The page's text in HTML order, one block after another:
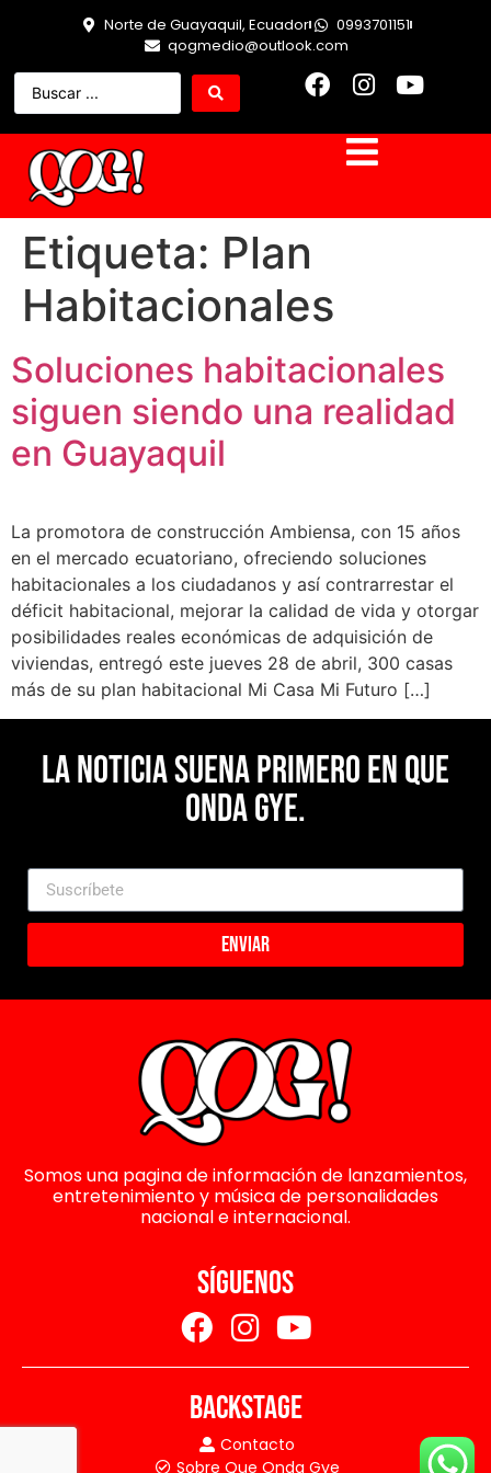
Norte de Guayaquil, Ecuador
0993701151
qogmedio@outlook.com
Etiqueta: Plan
Habitacionales
Soluciones habitacionales
siguen siendo una realidad
en Guayaquil
La promotora de construcción Ambiensa, con 15 años
en el mercado ecuatoriano, ofreciendo soluciones
habitacionales a los ciudadanos y así contrarrestar el
déficit habitacional, mejorar la calidad de vida y otorgar
posibilidades reales económicas de adquisición de
viviendas, entregó este jueves 28 de abril, 300 casas
más de su plan habitacional Mi Casa Mi Futuro […]
La noticia suena primero en Que
Onda Gye.
Enviar
Somos una pagina de información de lanzamientos,
entretenimiento y música de personalidades
nacional e internacional.
SÍGUENOS
BACKSTAGE
Contacto
Sobre Que Onda Gye